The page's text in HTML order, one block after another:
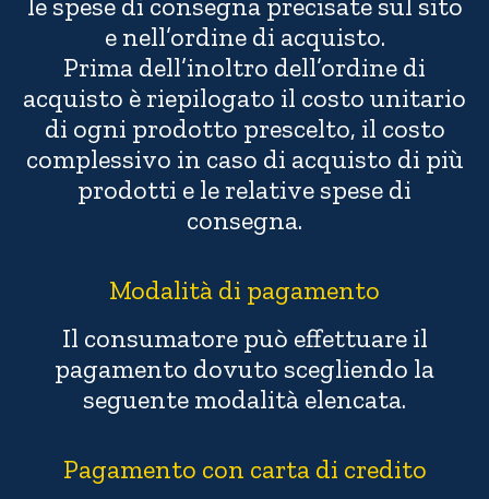
e nell’ordine di acquisto.
Prima dell’inoltro dell’ordine di
acquisto è riepilogato il costo unitario
di ogni prodotto prescelto, il costo
complessivo in caso di acquisto di più
prodotti e le relative spese di
consegna.
Modalità di pagamento
Il consumatore può effettuare il
pagamento dovuto scegliendo la
seguente modalità elencata.
Pagamento con carta di credito